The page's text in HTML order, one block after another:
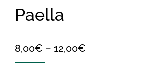
Paella
8,00€ – 12,00€